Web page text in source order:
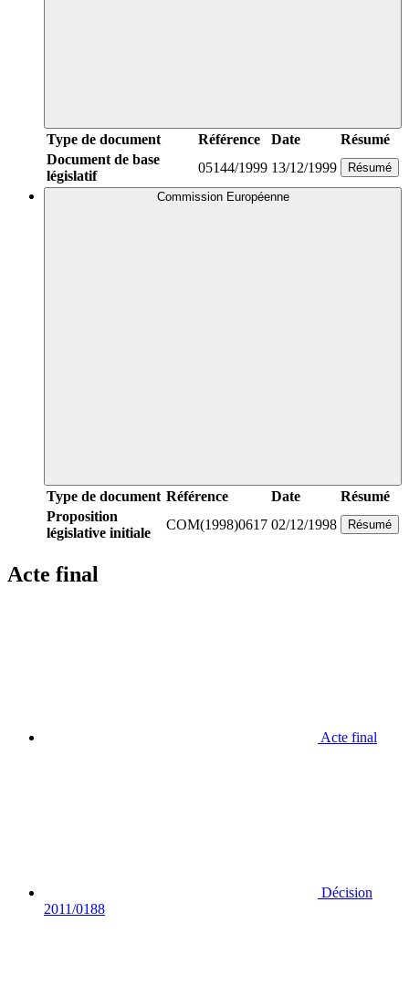
Type de document Référence Date
Résumé
Document de base
législatif
05144/1999 13/12/1999 Résumé
Commission Européenne
Type de document Référence Date
Résumé
Proposition
législative initiale
COM(1998)0617 02/12/1998 Résumé
Acte final
Acte final
Décision
2011/0188